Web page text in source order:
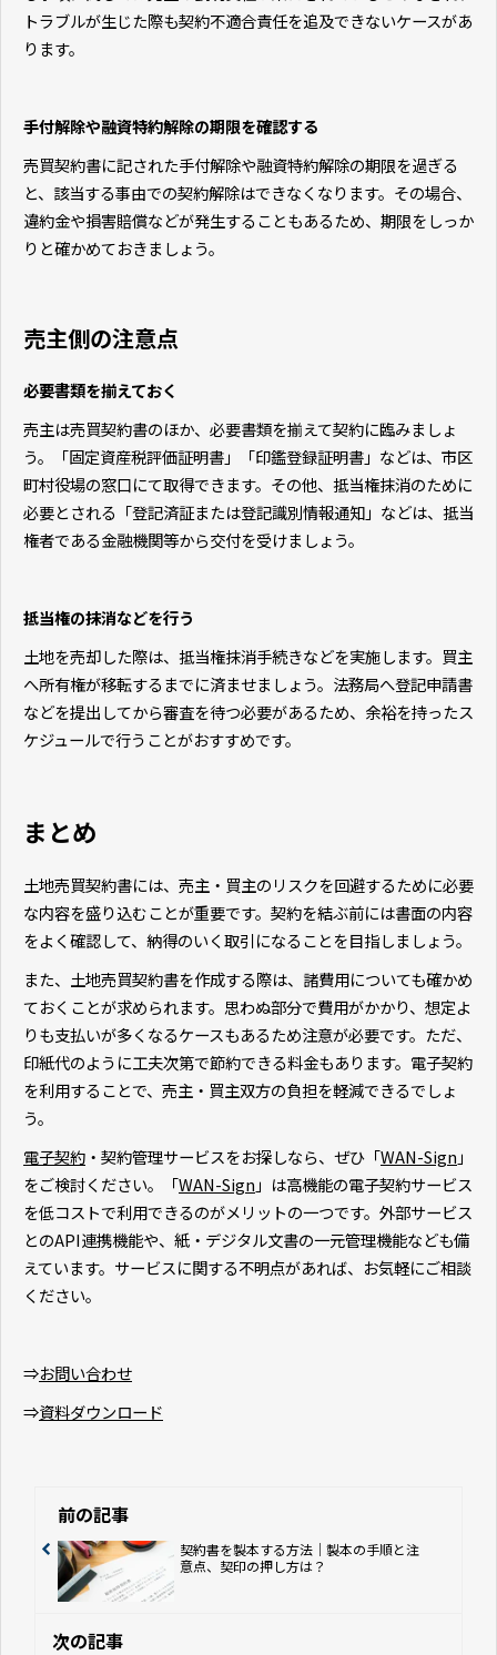
トラブルが生じた際も契約不適合責任を追及できないケースがあ
ります。
手付解除や融資特約解除の期限を確認する
売買契約書に記された手付解除や融資特約解除の期限を過ぎる
と、該当する事由での契約解除はできなくなります。その場合、
違約金や損害賠償などが発生することもあるため、期限をしっか
りと確かめておきましょう。
売主側の注意点
必要書類を揃えておく
売主は売買契約書のほか、必要書類を揃えて契約に臨みましょ
う。「固定資産税評価証明書」「印鑑登録証明書」などは、市区
町村役場の窓口にて取得できます。その他、抵当権抹消のために
必要とされる「登記済証または登記識別情報通知」などは、抵当
権者である金融機関等から交付を受けましょう。
抵当権の抹消などを行う
土地を売却した際は、抵当権抹消手続きなどを実施します。買主
へ所有権が移転するまでに済ませましょう。法務局へ登記申請書
などを提出してから審査を待つ必要があるため、余裕を持ったス
ケジュールで行うことがおすすめです。
まとめ
土地売買契約書には、売主・買主のリスクを回避するために必要
な内容を盛り込むことが重要です。契約を結ぶ前には書面の内容
をよく確認して、納得のいく取引になることを目指しましょう。
また、土地売買契約書を作成する際は、諸費用についても確かめ
ておくことが求められます。思わぬ部分で費用がかかり、想定よ
りも支払いが多くなるケースもあるため注意が必要です。ただ、
印紙代のように工夫次第で節約できる料金もあります。電子契約
を利用することで、売主・買主双方の負担を軽減できるでしょ
う。
電子契約 ・契約管理サービスをお探しなら、ぜひ「WAN-Sign 」
をご検討ください。「WAN-Sign 」は高機能の電子契約サービス
を低コストで利用できるのがメリットの一つです。外部サービス
とのAPI連携機能や、紙・デジタル文書の一元管理機能なども備
えています。サービスに関する不明点があれば、お気軽にご相談
ください。
⇒お問い合わせ
⇒資料ダウンロード
前の記事
契約書を製本する方法｜製本の手順と注
意点、契印の押し方は？
次の記事